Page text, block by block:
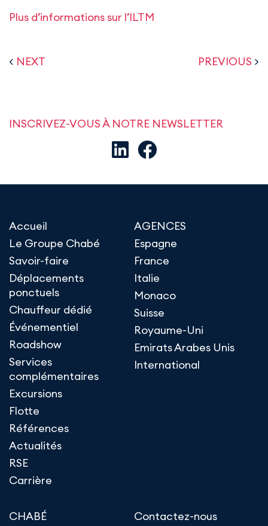
Plus d’informations sur l’ILTM
< NEXT PREVIOUS >
INSCRIVEZ-VOUS À NOTRE NEWSLETTER
Accueil
Le Groupe Chabé
Savoir-faire
Déplacements
ponctuels
Chauffeur dédié
Événementiel
Roadshow
Services
complémentaires
Excursions
Flotte
Références
Actualités
RSE
Carrière
AGENCES
Espagne
France
Italie
Monaco
Suisse
Royaume-Uni
Emirats Arabes Unis
International
CHABÉ Contactez-nous